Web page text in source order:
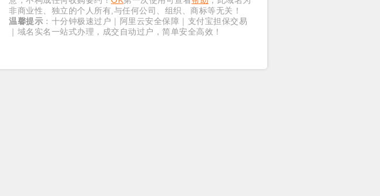
非商业性、独立的个人所有,与任何公司、组织、商标等无关！
温馨提示 ：十分钟极速过户｜阿里云安全保障｜支付宝担保交易
｜域名实名一站式办理，成交自动过户，简单安全高效！